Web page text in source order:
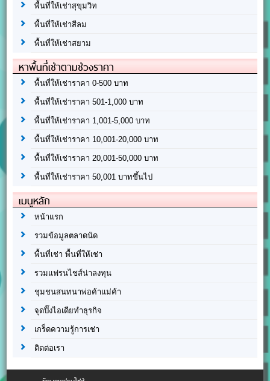
พื้นที่ให้เช่าสุขุมวิท
พื้นที่ให้เช่าสีลม
พื้นที่ให้เช่าสยาม
หาพื้นที่เช่าตามช่วงราคา
พื้นที่ให้เช่าราคา 0-500 บาท
พื้นที่ให้เช่าราคา 501-1,000 บาท
พื้นที่ให้เช่าราคา 1,001-5,000 บาท
พื้นที่ให้เช่าราคา 10,001-20,000 บาท
พื้นที่ให้เช่าราคา 20,001-50,000 บาท
พื้นที่ให้เช่าราคา 50,001 บาทขึ้นไป
เมนูหลัก
หน้าแรก
รวมข้อมูลตลาดนัด
พื้นที่เช่า พื้นที่ให้เช่า
รวมแฟรนไชส์น่าลงทุน
ชุมชนสนทนาพ่อค้าแม่ค้า
จุดปิ๊งไอเดียทำธุรกิจ
เกร็ดความรู้การเช่า
ติดต่อเรา